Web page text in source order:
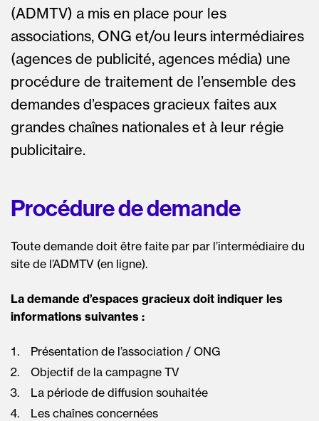
(ADMTV) a mis en place pour les
associations, ONG et/ou leurs intermédiaires
(agences de publicité, agences média) une
procédure de traitement de l’ensemble des
demandes d’espaces gracieux faites aux
grandes chaînes nationales et à leur régie
publicitaire.
Procédure de demande
Toute demande doit être faite par par l’intermédiaire du
site de l’ADMTV (en ligne).
La demande d’espaces gracieux doit indiquer les
informations suivantes :
Présentation de l’association / ONG
Objectif de la campagne TV
La période de diffusion souhaitée
Les chaînes concernées